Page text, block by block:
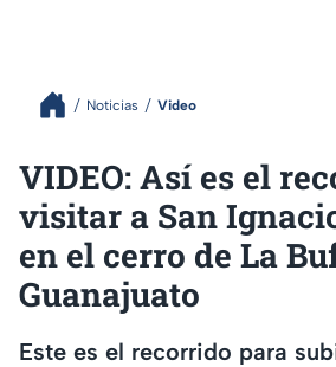
Noticias Video
VIDEO: Así es el
visitar a San
en el cerro de La
Guanajuato
Este es el recorrido para